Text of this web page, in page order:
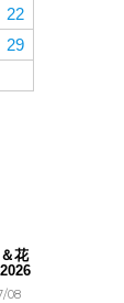
22
29
花
08